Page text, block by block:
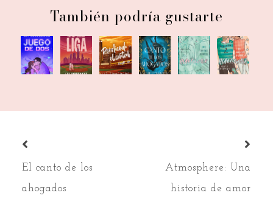
También podría gustarte
Juego
de dos
En su
propia
Perdiendo
el control
El canto
de los
Hearstopper
1. Dos chicos
Mi
persona
El canto de los
ahogados
Atmosphere: Una
historia de amor